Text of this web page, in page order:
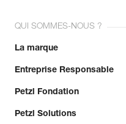
QUI SOMMES-NOUS ?
La marque
Entreprise Responsable
Petzl Fondation
Petzl Solutions